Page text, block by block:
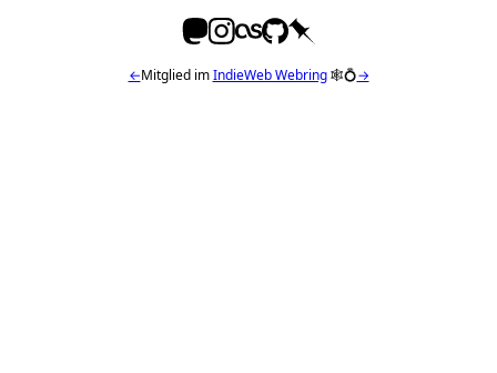
←Mitglied imIndieWeb Webring🕸💍→